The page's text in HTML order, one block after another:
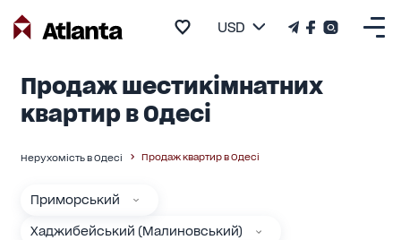
USD
Продаж шестикімнатних
квартир в Одесі
Нерухомість в Одесі Продаж квартир в Одесі
Приморський
Хаджибейський (Малиновський)